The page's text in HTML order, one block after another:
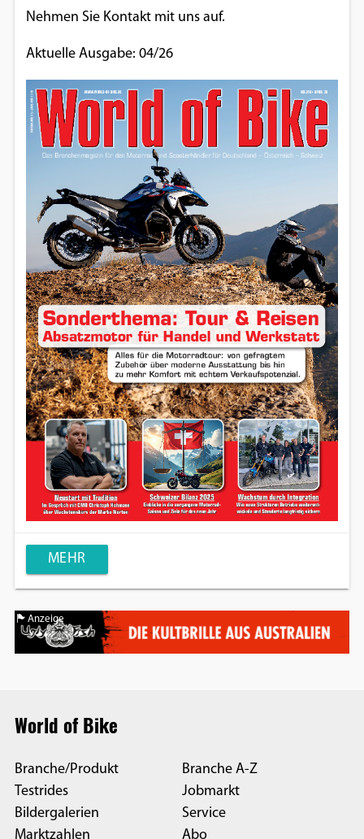
Nehmen Sie Kontakt mit uns auf.
Aktuelle Ausgabe: 04/26
MEHR
Anzeige
World of Bike
Branche/Produkt
Testrides
Bildergalerien
Marktzahlen
Branche A-Z
Jobmarkt
Service
Abo